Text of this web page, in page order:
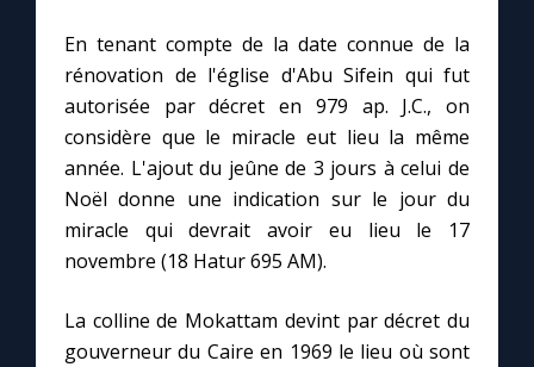
En tenant compte de la date connue de la
rénovation de l'église d'Abu Sifein qui fut
autorisée par décret en 979 ap. J.C., on
considère que le miracle eut lieu la même
année. L'ajout du jeûne de 3 jours à celui de
Noël donne une indication sur le jour du
miracle qui devrait avoir eu lieu le 17
novembre (18 Hatur 695 AM).
La colline de Mokattam devint par décret du
gouverneur du Caire en 1969 le lieu où sont